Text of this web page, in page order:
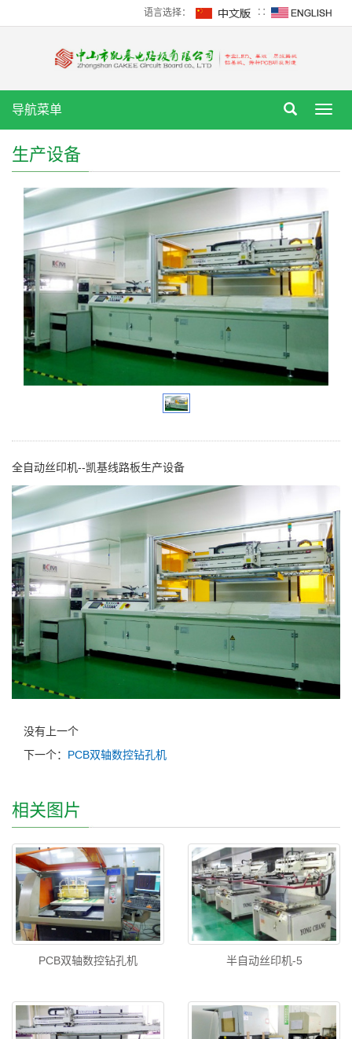
语言选择： ∷
导航菜单
生产设备
全自动丝印机--凯基线路板生产设备
没有上一个
下一个： PCB双轴数控钻孔机
相关图片
PCB双轴数控钻孔机 半自动丝印机-5